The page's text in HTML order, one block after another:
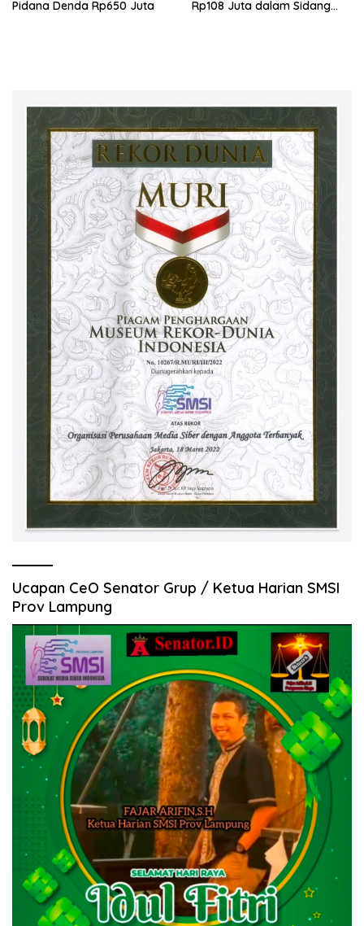
Pidana Denda Rp650 Juta
Rp108 Juta dalam Sidang
Ucapan CeO Senator Grup / Ketua Harian SMSI
Prov Lampung